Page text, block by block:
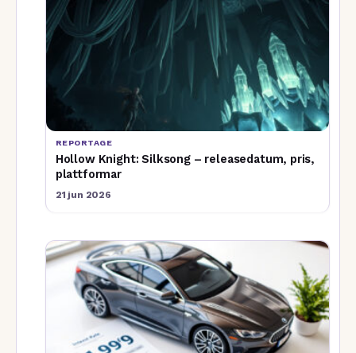
REPORTAGE
Hollow Knight: Silksong – releasedatum, pris,
plattformar
21 jun 2026